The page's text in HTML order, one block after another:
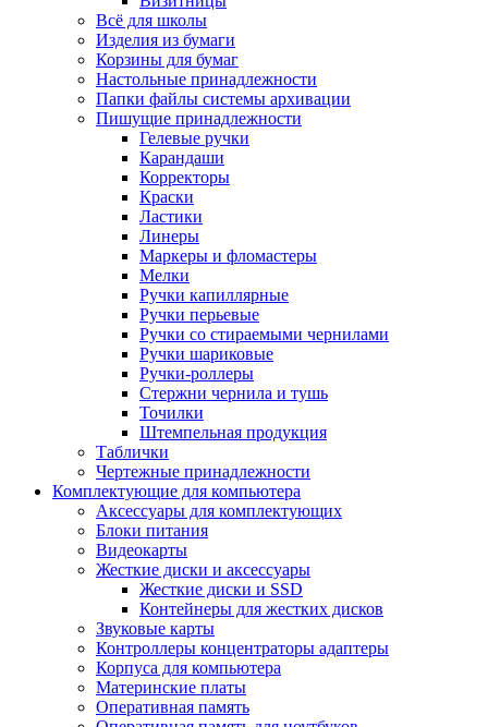
Всё для школы
Изделия из бумаги
Корзины для бумаг
Настольные принадлежности
Папки файлы системы архивации
Пишущие принадлежности
Гелевые ручки
Карандаши
Корректоры
Краски
Ластики
Линеры
Маркеры и фломастеры
Мелки
Ручки капиллярные
Ручки перьевые
Ручки со стираемыми чернилами
Ручки шариковые
Ручки-роллеры
Стержни чернила и тушь
Точилки
Штемпельная продукция
Таблички
Чертежные принадлежности
Комплектующие для компьютера
Аксессуары для комплектующих
Блоки питания
Видеокарты
Жесткие диски и аксессуары
Жесткие диски и SSD
Контейнеры для жестких дисков
Звуковые карты
Контроллеры концентраторы адаптеры
Корпуса для компьютера
Материнские платы
Оперативная память